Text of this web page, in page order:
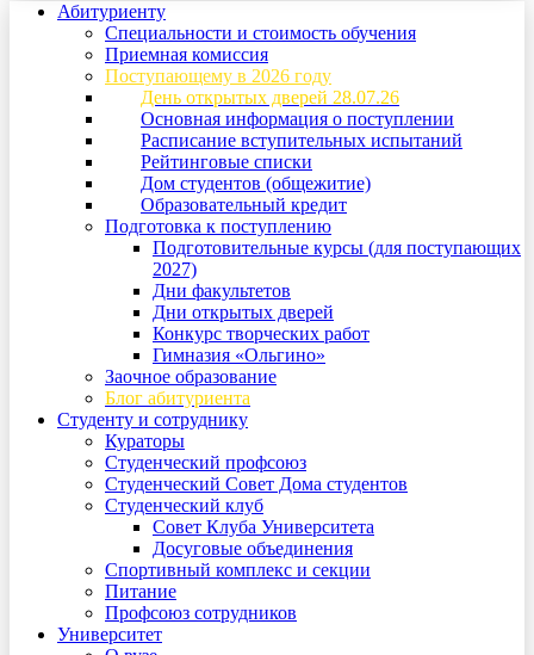
Абитуриенту
Специальности и стоимость обучения
Приемная комиссия
Поступающему в 2026 году
День открытых дверей 28.07.26
Основная информация о поступлении
Расписание вступительных испытаний
Рейтинговые списки
Дом студентов (общежитие)
Образовательный кредит
Подготовка к поступлению
Подготовительные курсы (для поступающих
2027)
Дни факультетов
Дни открытых дверей
Конкурс творческих работ
Гимназия «Ольгино»
Заочное образование
Блог абитуриента
Студенту и сотруднику
Кураторы
Студенческий профсоюз
Студенческий Совет Дома студентов
Студенческий клуб
Совет Клуба Университета
Досуговые объединения
Спортивный комплекс и секции
Питание
Профсоюз сотрудников
Университет